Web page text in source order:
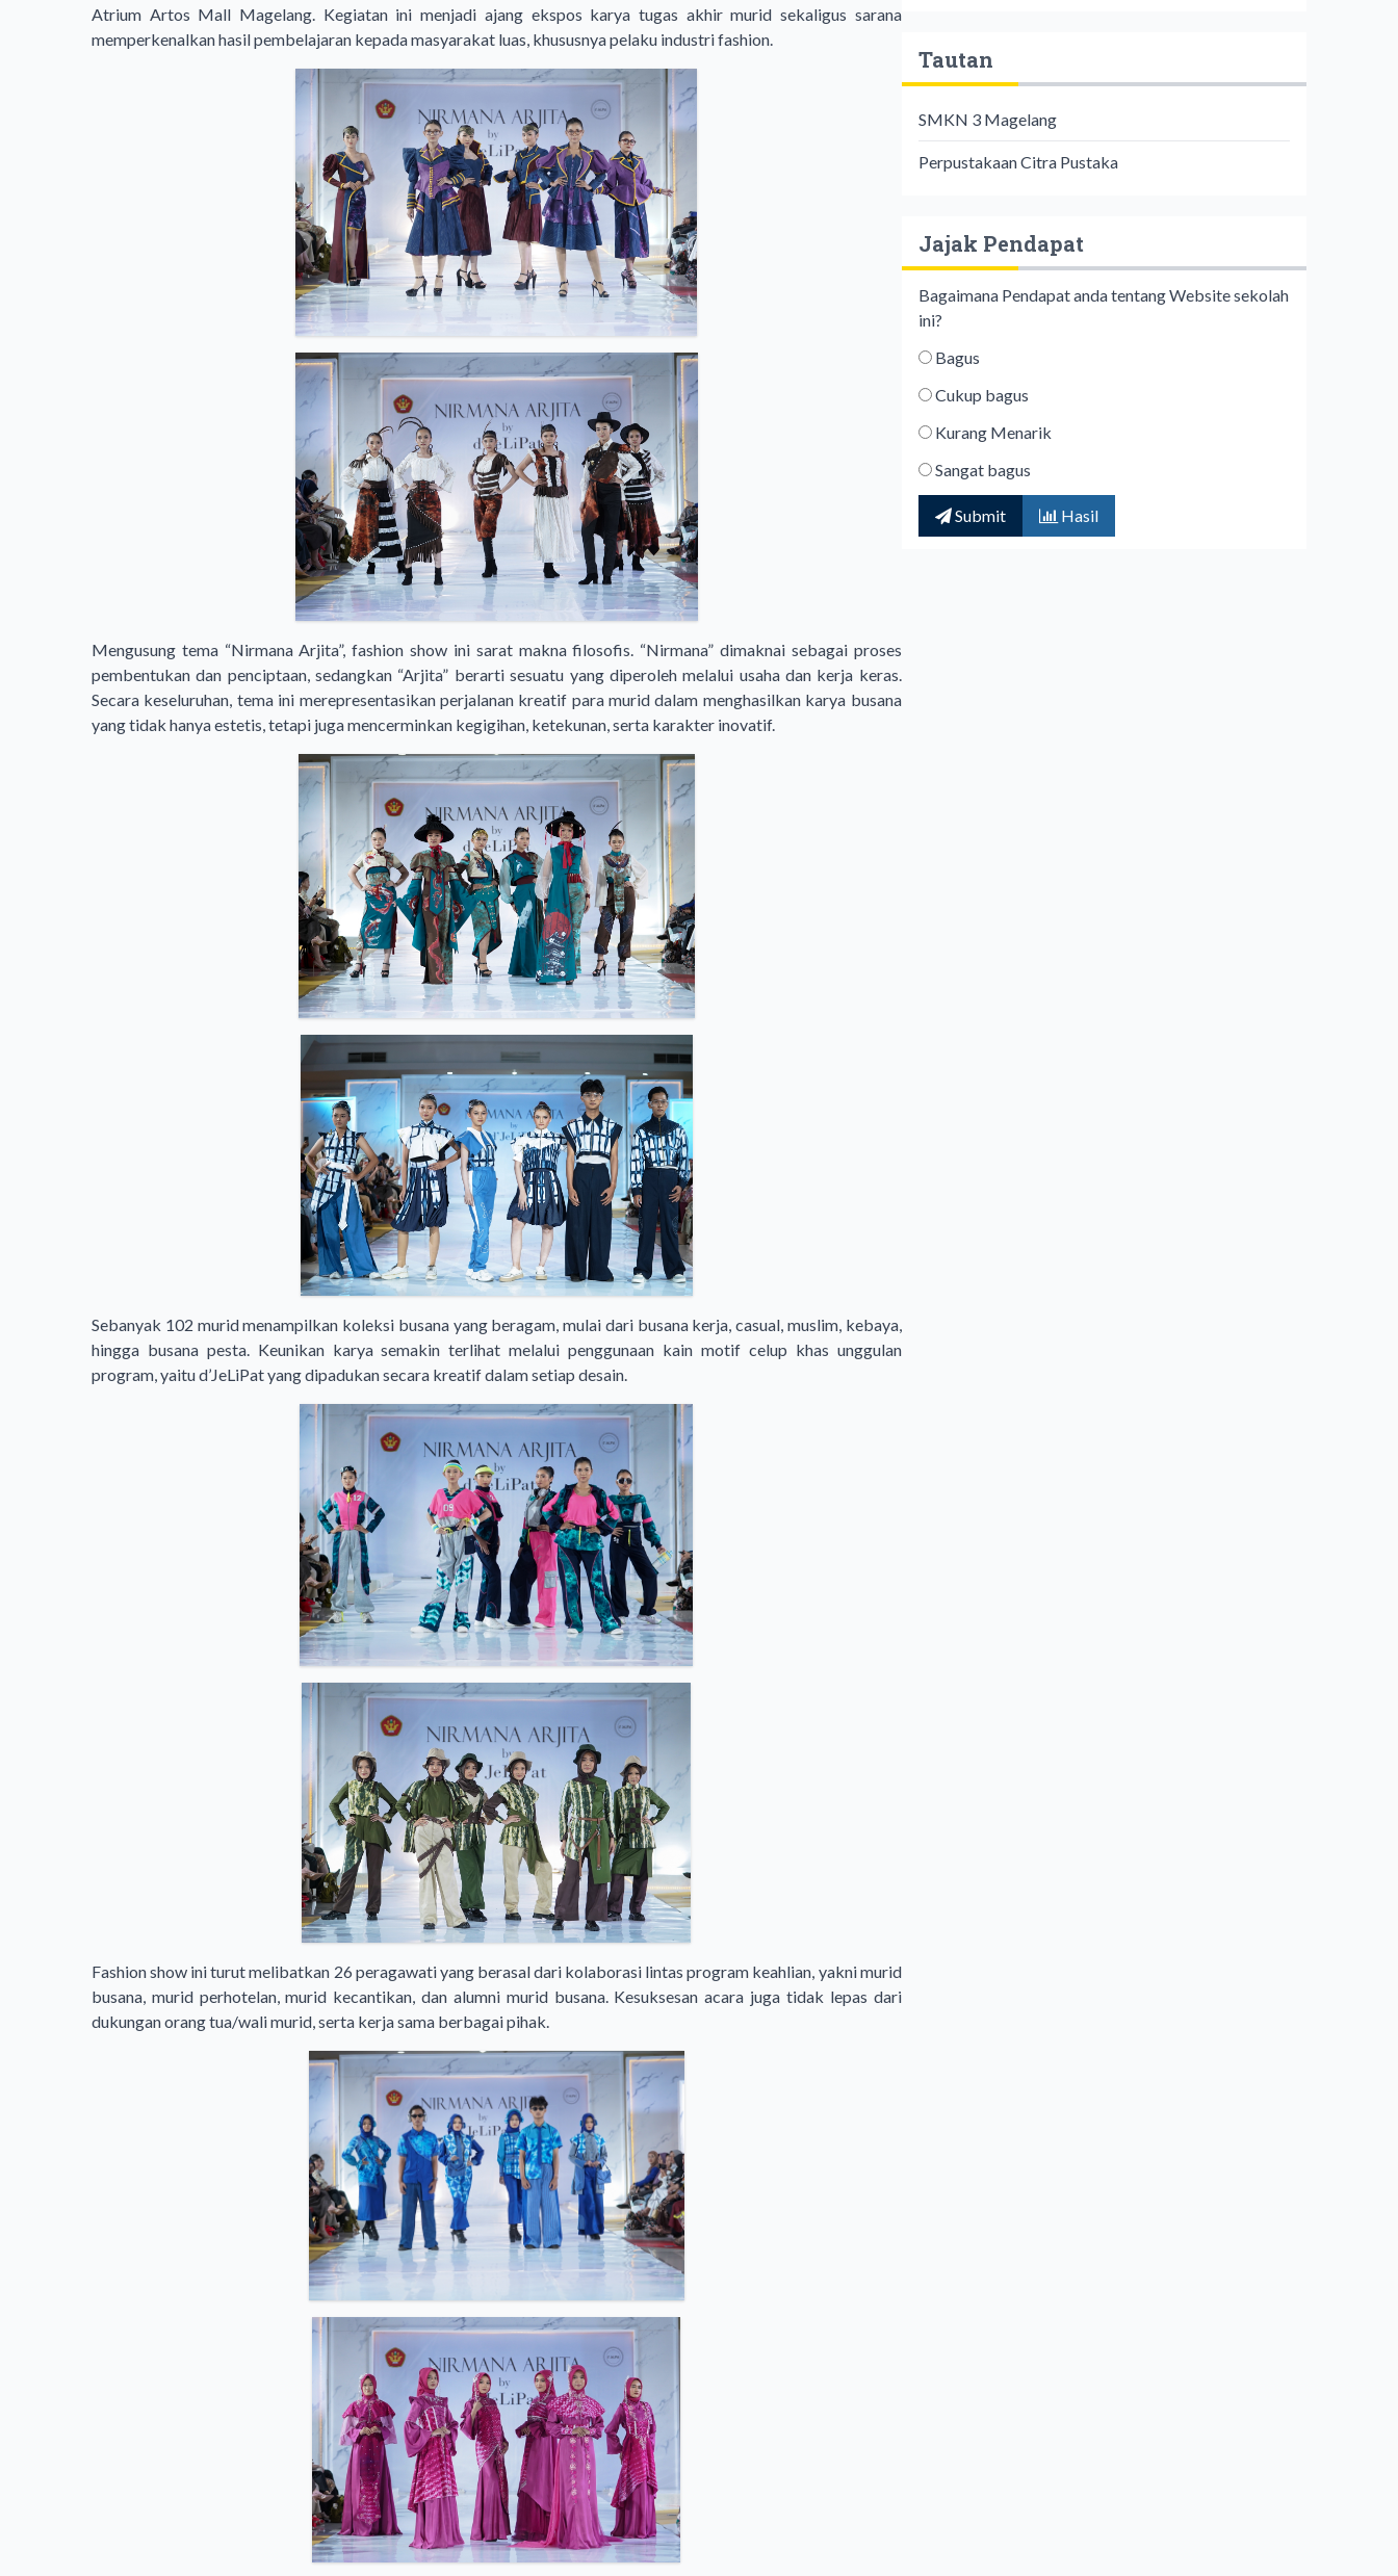
Atrium Artos Mall Magelang. Kegiatan ini menjadi ajang ekspos karya tugas akhir murid sekaligus sarana
memperkenalkan hasil pembelajaran kepada masyarakat luas, khususnya pelaku industri fashion.
Mengusung tema “Nirmana Arjita”, fashion show ini sarat makna filosofis. “Nirmana” dimaknai sebagai proses
pembentukan dan penciptaan, sedangkan “Arjita” berarti sesuatu yang diperoleh melalui usaha dan kerja keras.
Secara keseluruhan, tema ini merepresentasikan perjalanan kreatif para murid dalam menghasilkan karya busana
yang tidak hanya estetis, tetapi juga mencerminkan kegigihan, ketekunan, serta karakter inovatif.
Sebanyak 102 murid menampilkan koleksi busana yang beragam, mulai dari busana kerja, casual, muslim, kebaya,
hingga busana pesta. Keunikan karya semakin terlihat melalui penggunaan kain motif celup khas unggulan
program, yaitu d’JeLiPat yang dipadukan secara kreatif dalam setiap desain.
Fashion show ini turut melibatkan 26 peragawati yang berasal dari kolaborasi lintas program keahlian, yakni murid
busana, murid perhotelan, murid kecantikan, dan alumni murid busana. Kesuksesan acara juga tidak lepas dari
dukungan orang tua/wali murid, serta kerja sama berbagai pihak.
Tautan
SMKN 3 Magelang
Perpustakaan Citra Pustaka
Jajak Pendapat
Bagaimana Pendapat anda tentang Website sekolah
ini?
Bagus
Cukup bagus
Kurang Menarik
Sangat bagus
Submit Hasil